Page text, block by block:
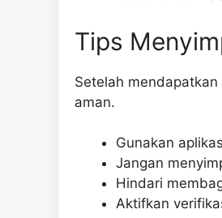
Tips
Setelah
aman.
Gunakan
Jangan
Hindari
Aktifkan